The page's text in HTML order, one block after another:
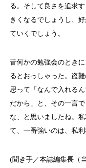
る。そして良さを追求
きくなるでしょうし、
ていくでしょう。
昔何かの勉強会のとき
るとおっしゃった。盗
思って「なんで入れる
だから」と、その一言
な、と思いましたね。
て、一番強いのは、私
(聞き手／本誌編集長（